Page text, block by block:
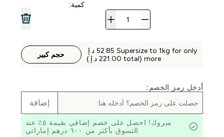
كمية:
more (total ‏221.00 د.إ.‏‎)
حجم كبير
أدخل رمز الخصم:
إضافة
مبروك! احصل على خصم إضافي بقيمة ٥٪ عند
التسوق بأكثر من ٦٠٠ درهم إماراتي